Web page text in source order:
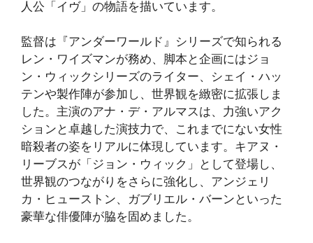
人公「イヴ」の物語を描いています。
監督は『アンダーワールド』シリーズで知られる
レン・ワイズマンが務め、脚本と企画にはジョ
ン・ウィックシリーズのライター、シェイ・ハッ
テンや製作陣が参加し、世界観を緻密に拡張しま
した。主演のアナ・デ・アルマスは、力強いアク
ションと卓越した演技力で、これまでにない女性
暗殺者の姿をリアルに体現しています。キアヌ・
リーブスが「ジョン・ウィック」として登場し、
世界観のつながりをさらに強化し、アンジェリ
カ・ヒューストン、ガブリエル・バーンといった
豪華な俳優陣が脇を固めました。